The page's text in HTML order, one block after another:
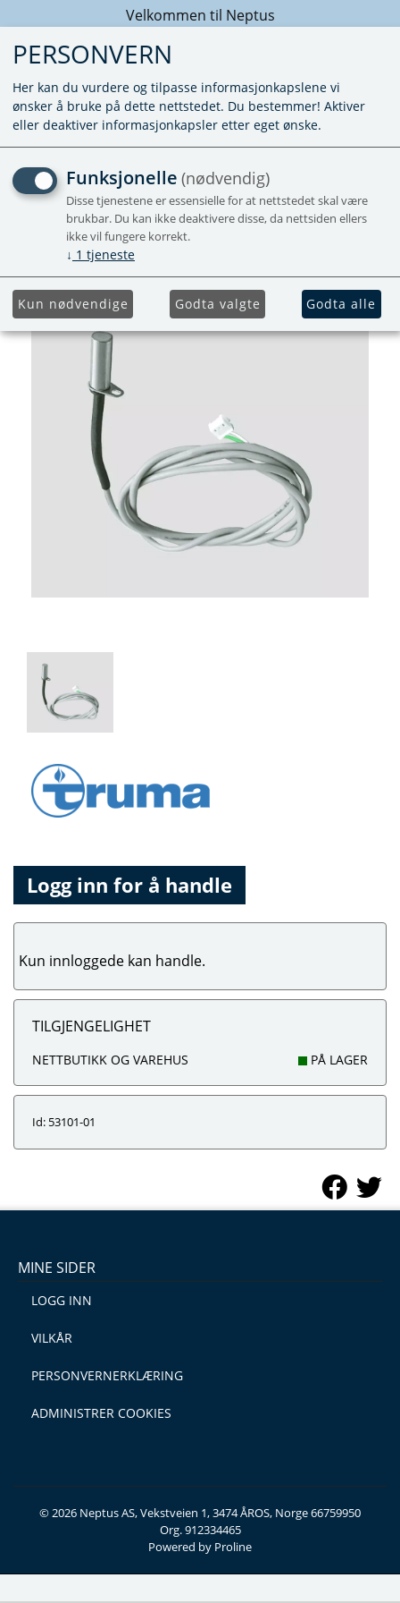
Velkommen til Neptus
EISEX FOR
DUOCONTROL/
Logg inn for å handle
Kun innloggede kan handle.
TILGJENGELIGHET
NETTBUTIKK OG VAREHUS PÅ LAGER
Id: 53101-01
MINE SIDER
LOGG INN
VILKÅR
PERSONVERNERKLÆRING
ADMINISTRER COOKIES
© 2026 Neptus AS, Vekstveien 1, 3474 ÅROS, Norge 66759950
Org. 912334465
Powered by Proline
PERSONVERN
Her kan du vurdere og tilpasse informasjonkapslene vi
ønsker å bruke på dette nettstedet. Du bestemmer! Aktiver
eller deaktiver informasjonkapsler etter eget ønske.
Funksjonelle (nødvendig)
Disse tjenestene er essensielle for at nettstedet skal være
brukbar. Du kan ikke deaktivere disse, da nettsiden ellers
ikke vil fungere korrekt.
↓ 1 tjeneste
Kun nødvendige Godta valgte Godta alle